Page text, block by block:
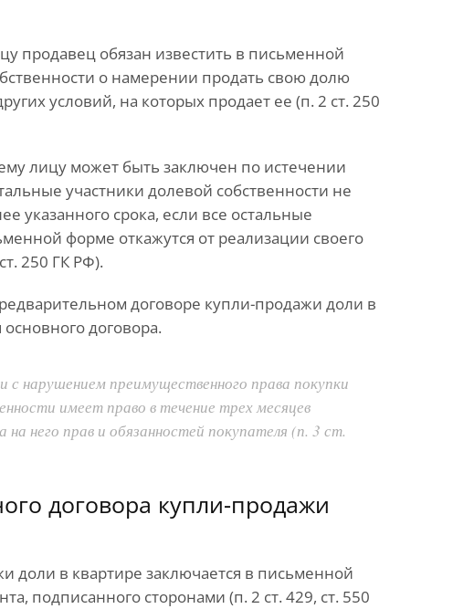
продавец обязан известить в письменной
о намерении продать свою долю
условий, на которых продает ее (п. 2 ст. 250
лицу может быть заключен по истечении
участники долевой собственности не
указанного срока, если все остальные
форме откажутся от реализации своего
250 ГК РФ).
договоре купли-продажи доли в
договора.
нарушением преимущественного права покупки
имеет право в течение трех месяцев
него прав и обязанностей покупателя (п. 3 ст.
договора купли-продажи
доли в квартире заключается в письменной
подписанного сторонами (п. 2 ст. 429, ст. 550